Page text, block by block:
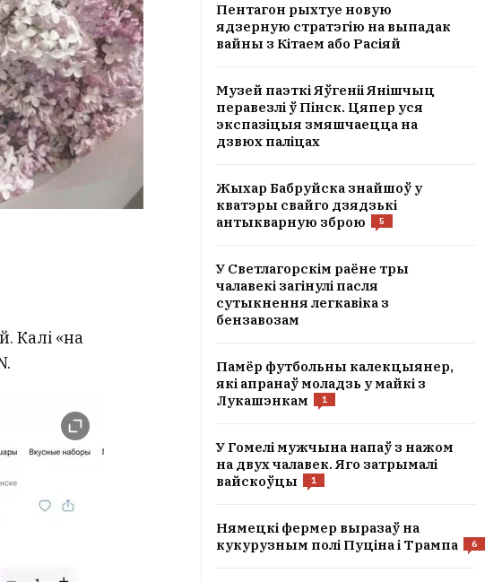
Калі «на
Пентагон рыхтуе новую
ядзерную стратэгію на выпадак
вайны з Кітаем або Расіяй
Музей паэткі Яўгеніі Янішчыц
перавезлі ў Пінск. Цяпер уся
экспазіцыя змяшчаецца на
дзвюх паліцах
Жыхар Бабруйска знайшоў у
кватэры свайго дзядзькі
антыкварную зброю
5
У Светлагорскім раёне тры
чалавекі загінулі пасля
сутыкнення легкавіка з
бензавозам
Памёр футбольны калекцыянер,
які апранаў моладзь у майкі з
Лукашэнкам
1
У Гомелі мужчына напаў з нажом
на двух чалавек. Яго затрымалі
вайскоўцы
1
Нямецкі фермер выразаў на
кукурузным полі Пуціна і Трампа
6